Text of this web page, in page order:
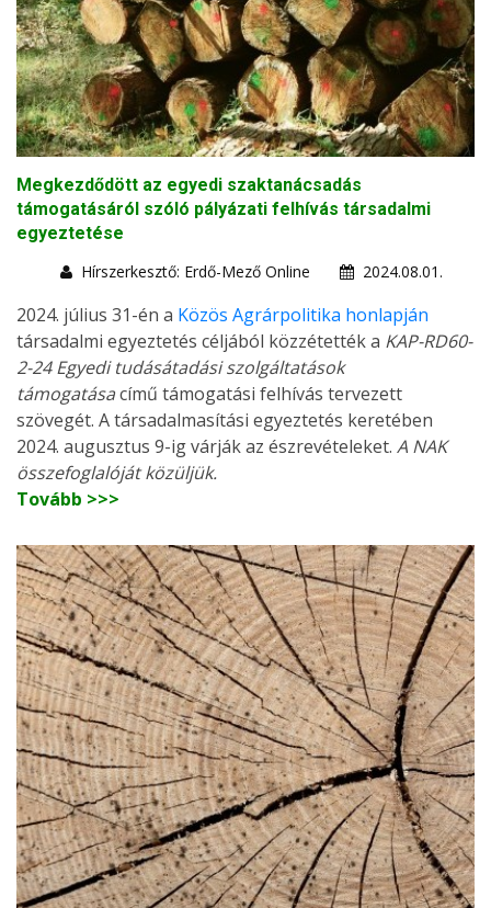
Megkezdődött az egyedi szaktanácsadás
támogatásáról szóló pályázati felhívás társadalmi
egyeztetése
Hírszerkesztő: Erdő-Mező Online
2024.08.01.
2024. július 31-én a Közös Agrárpolitika honlapján
társadalmi egyeztetés céljából közzétették a KAP-RD60-
2-24 Egyedi tudásátadási szolgáltatások
támogatásacímű támogatási felhívás tervezett
szövegét. A társadalmasítási egyeztetés keretében
2024. augusztus 9-ig várják az észrevételeket. A NAK
összefoglalóját közüljük.
Tovább >>>